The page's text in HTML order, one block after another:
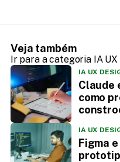
Veja também
Ir para a categoria IA
IA UX
Claude
como
IA UX
Figma